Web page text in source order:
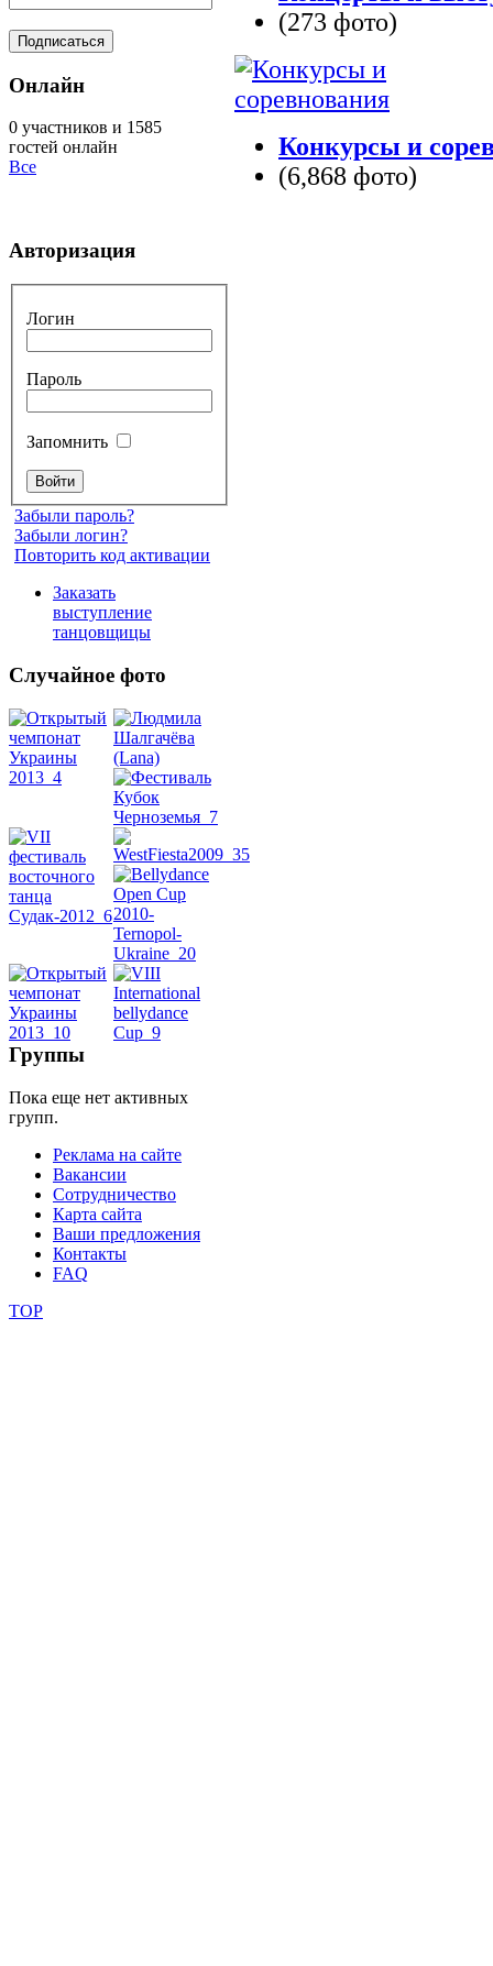
(273 фото)
Конкурсы и
(6,868 фото)
Онлайн
0 участников и 1585
гостей онлайн
Все
Авторизация
Логин
Пароль
Запомнить
Забыли пароль?
Забыли логин?
Повторить код активации
Заказать
выступление
танцовщицы
Случайное фото
Belly
Группы
Пока еще нет активных
групп.
Реклама на сайте
Вакансии
Сотрудничество
Карта сайта
Ваши предложения
Контакты
FAQ
TOP